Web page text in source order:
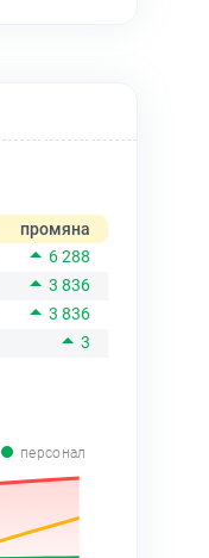
промяна
6 288
3 836
3 836
3
персонал